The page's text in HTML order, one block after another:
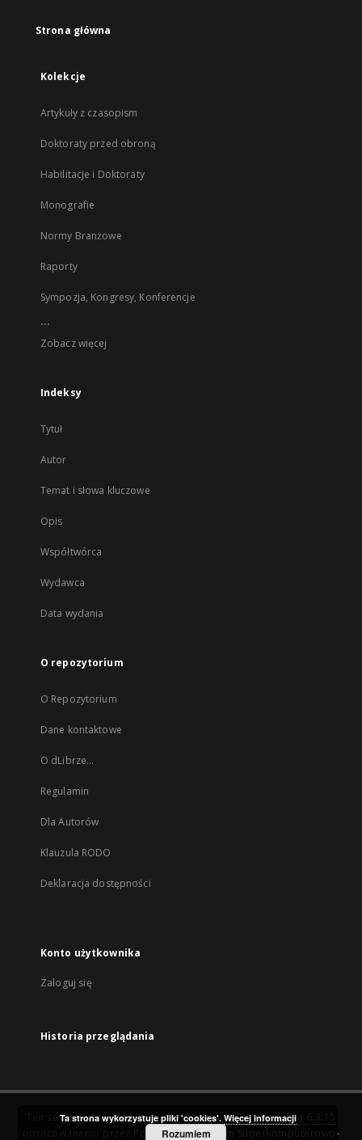
Strona główna
Kolekcje
Artykuły z czasopism
Doktoraty przed obroną
Habilitacje i Doktoraty
Monografie
Normy Branżowe
Raporty
Sympozja, Kongresy, Konferencje
...
Zobacz więcej
Indeksy
Tytuł
Autor
Temat i słowa kluczowe
Opis
Współtwórca
Wydawca
Data wydania
O repozytorium
O Repozytorium
Dane kontaktowe
O dLibrze...
Regulamin
Dla Autorów
Klauzula RODO
Deklaracja dostępności
Konto użytkownika
Zaloguj się
Historia przeglądania
Ten serwis działa dzięki oprogramowaniuDInGO dLibra 6.3.15
Poznańskie Centrum Superkomputerowo-
Ta strona wykorzystuje pliki 'cookies'. Więcej informacji
Rozumiem